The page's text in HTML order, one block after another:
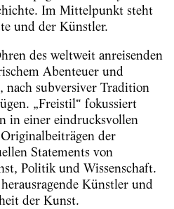
Im Mittelpunkt steht
und der Künstler.
des weltweit anreisenden
Abenteuer und
nach subversiver Tradition
„Freistil“ fokussiert
in einer eindrucksvollen
der
Statements von
Politik und Wissenschaft.
Künstler und
der Kunst.